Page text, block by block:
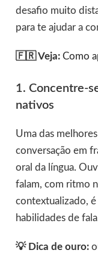
desafio muito
para te ajudar a
🇫🇷 Veja: Como
1. Concentre-
nativos
Uma das
conversação em
oral da língua.
falam, com ritmo
contextualizado, é
habilidades de
💡 Dica de ouro: